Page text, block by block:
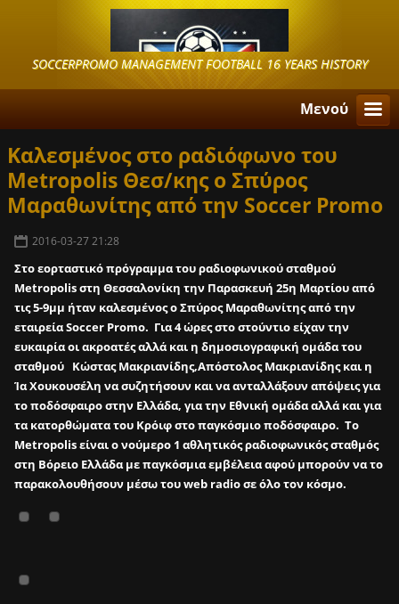
SOCCERPROMO MANAGEMENT FOOTBALL 16 YEARS HISTORY
Μενού
Καλεσμένος στο ραδιόφωνο του
Metropolis Θεσ/κης ο Σπύρος
Μαραθωνίτης από την Soccer Promo
2016-03-27 21:28
Στο εορταστικό πρόγραμμα του ραδιοφωνικού σταθμού
Metropolis στη Θεσσαλονίκη την Παρασκευή 25η Μαρτίου από
τις 5-9μμ ήταν καλεσμένος ο Σπύρος Μαραθωνίτης από την
εταιρεία Soccer Promo. Για 4 ώρες στο στούντιο είχαν την
ευκαιρία οι ακροατές αλλά και η δημοσιογραφική ομάδα του
σταθμού Κώστας Μακριανίδης,Απόστολος Μακριανίδης και η
Ία Χουκουσέλη να συζητήσουν και να ανταλλάξουν απόψεις για
το ποδόσφαιρο στην Ελλάδα, για την Εθνική ομάδα αλλά και για
τα κατορθώματα του Κρόιφ στο παγκόσμιο ποδόσφαιρο. Το
Metropolis είναι ο νούμερο 1 αθλητικός ραδιοφωνικός σταθμός
στη Βόρειο Ελλάδα με παγκόσμια εμβέλεια αφού μπορούν να το
παρακολουθήσουν μέσω του web radio σε όλο τον κόσμο.